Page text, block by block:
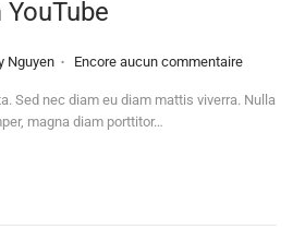
Nguyen . Encore aucun commentaire
Sed nec diam eu diam mattis viverra. Nulla
magna diam porttitor…